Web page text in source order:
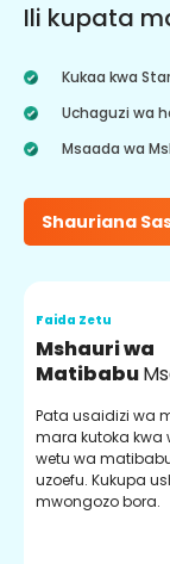
Ili kupata
Kukaa kwa
Uchaguzi wa
Msaada wa
Shauriana
Faida Zetu
Mshauri wa
Matibabu
Pata usaidizi wa
mara kutoka kwa
wetu wa
uzoefu. Kukupa
mwongozo bora.